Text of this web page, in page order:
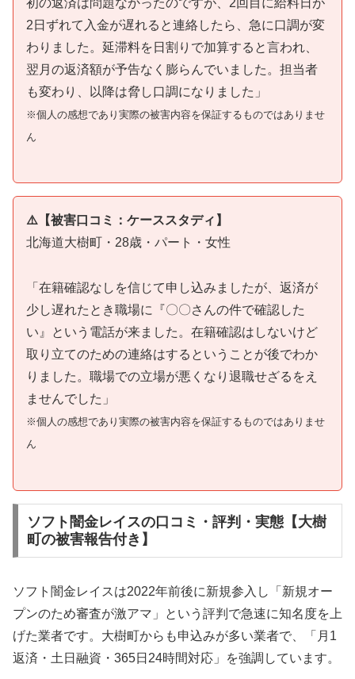
2日ずれて入金が遅れると連絡したら、急に口調が変
わりました。延滞料を日割りで加算すると言われ、
翌月の返済額が予告なく膨らんでいました。担当者
も変わり、以降は脅し口調になりました」
※個人の感想であり実際の被害内容を保証するものではありませ
ん
⚠️【被害口コミ：ケーススタディ】
北海道大樹町・28歳・パート・女性
「在籍確認なしを信じて申し込みましたが、返済が
少し遅れたとき職場に『〇〇さんの件で確認した
い』という電話が来ました。在籍確認はしないけど
取り立てのための連絡はするということが後でわか
りました。職場での立場が悪くなり退職せざるをえ
ませんでした」
※個人の感想であり実際の被害内容を保証するものではありませ
ん
ソフト闇金レイスの口コミ・評判・実態【大樹
町の被害報告付き】
ソフト闇金レイスは2022年前後に新規参入し「新規オー
プンのため審査が激アマ」という評判で急速に知名度を上
げた業者です。大樹町からも申込みが多い業者で、「月1
返済・土日融資・365日24時間対応」を強調しています。